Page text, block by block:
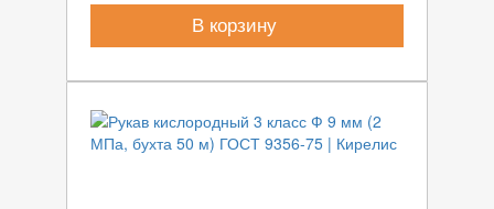
В корзину